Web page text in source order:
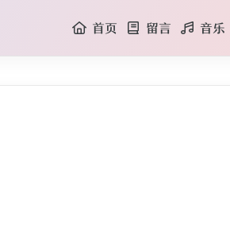
首页 留言 音乐